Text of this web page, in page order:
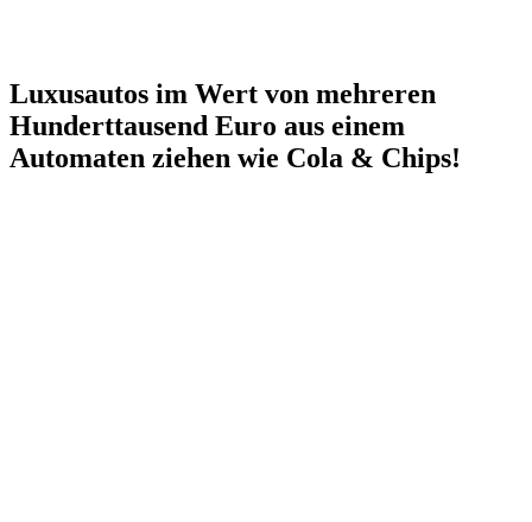
Luxusautos im Wert von mehreren
Hunderttausend Euro aus einem
Automaten ziehen wie Cola & Chips!